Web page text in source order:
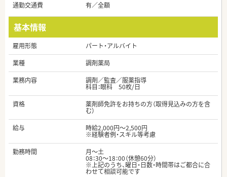
通勤交通費
有／全額
基本情報
雇用形態
パート・アルバイト
業種
調剤薬局
業務内容
調剤／監査／服薬指導
科目：眼科 50枚/日
資格
薬剤師免許をお持ちの方（取得見込みの方を含
む）
給与
時給2,000円～2,500円
※経験者例・スキル等考慮
勤務時間
月～土
08：30～18：00（休憩60分）
※上記のうち、曜日・日数・時間帯はご都合に合
わせて相談可能です